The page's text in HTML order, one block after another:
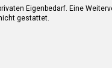
Eigenbedarf. Eine
gestattet.